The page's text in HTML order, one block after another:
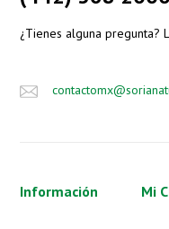
¿Tienes alguna pregunta?
Información Mi